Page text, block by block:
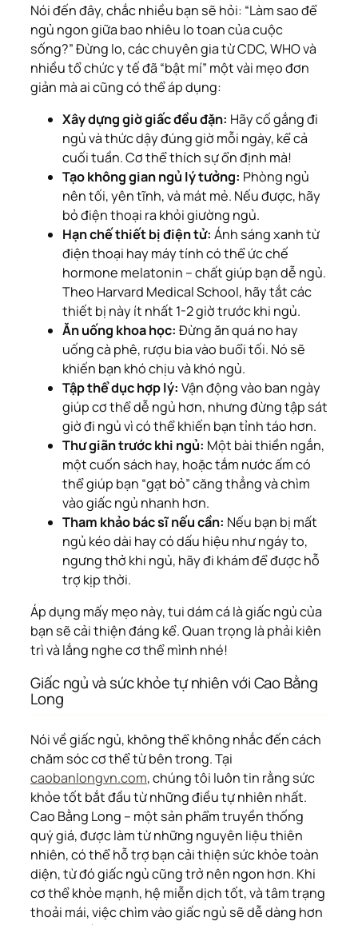
Nói đến đây, chắc nhiều bạn sẽ hỏi: “Làm sao để
ngủ ngon giữa bao nhiêu lo toan của cuộc
sống?” Đừng lo, các chuyên gia từ CDC, WHO và
nhiều tổ chức y tế đã “bật mí” một vài mẹo đơn
giản mà ai cũng có thể áp dụng:
Xây dựng giờ giấc đều đặn: Hãy cố gắng đi
ngủ và thức dậy đúng giờ mỗi ngày, kể cả
cuối tuần. Cơ thể thích sự ổn định mà!
Tạo không gian ngủ lý tưởng: Phòng ngủ
nên tối, yên tĩnh, và mát mẻ. Nếu được, hãy
bỏ điện thoại ra khỏi giường ngủ.
Hạn chế thiết bị điện tử: Ánh sáng xanh từ
điện thoại hay máy tính có thể ức chế
hormone melatonin – chất giúp bạn dễ ngủ.
Theo Harvard Medical School, hãy tắt các
thiết bị này ít nhất 1-2 giờ trước khi ngủ.
Ăn uống khoa học: Đừng ăn quá no hay
uống cà phê, rượu bia vào buổi tối. Nó sẽ
khiến bạn khó chịu và khó ngủ.
Tập thể dục hợp lý: Vận động vào ban ngày
giúp cơ thể dễ ngủ hơn, nhưng đừng tập sát
giờ đi ngủ vì có thể khiến bạn tỉnh táo hơn.
Thư giãn trước khi ngủ: Một bài thiền ngắn,
một cuốn sách hay, hoặc tắm nước ấm có
thể giúp bạn “gạt bỏ” căng thẳng và chìm
vào giấc ngủ nhanh hơn.
Tham khảo bác sĩ nếu cần: Nếu bạn bị mất
ngủ kéo dài hay có dấu hiệu như ngáy to,
ngưng thở khi ngủ, hãy đi khám để được hỗ
trợ kịp thời.
Áp dụng mấy mẹo này, tui dám cá là giấc ngủ của
bạn sẽ cải thiện đáng kể. Quan trọng là phải kiên
trì và lắng nghe cơ thể mình nhé!
Giấc ngủ và sức khỏe tự nhiên với Cao Bằng
Long
Nói về giấc ngủ, không thể không nhắc đến cách
chăm sóc cơ thể từ bên trong. Tại
caobanlongvn.com, chúng tôi luôn tin rằng sức
khỏe tốt bắt đầu từ những điều tự nhiên nhất.
Cao Bằng Long – một sản phẩm truyền thống
quý giá, được làm từ những nguyên liệu thiên
nhiên, có thể hỗ trợ bạn cải thiện sức khỏe toàn
diện, từ đó giấc ngủ cũng trở nên ngon hơn. Khi
cơ thể khỏe mạnh, hệ miễn dịch tốt, và tâm trạng
thoải mái, việc chìm vào giấc ngủ sẽ dễ dàng hơn